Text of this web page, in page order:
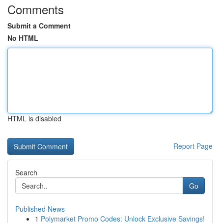
Comments
Submit a Comment
No HTML
HTML is disabled
Report Page
Search
Go
Published News
1 Polymarket Promo Codes: Unlock Exclusive Savings!